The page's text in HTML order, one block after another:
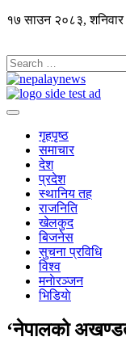
१७ साउन २०८३, शनिवार
गृहपृष्ठ
समाचार
देश
प्रदेश
स्थानिय तह
राजनिति
खेलकुद
बिजनेस
सुचना प्रविधि
विश्व
मनाेरञ्जन
भिडियाे
‘नेपालको